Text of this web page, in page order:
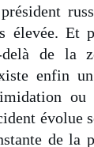
élevée. Et
de la
enfin
évolue
de la